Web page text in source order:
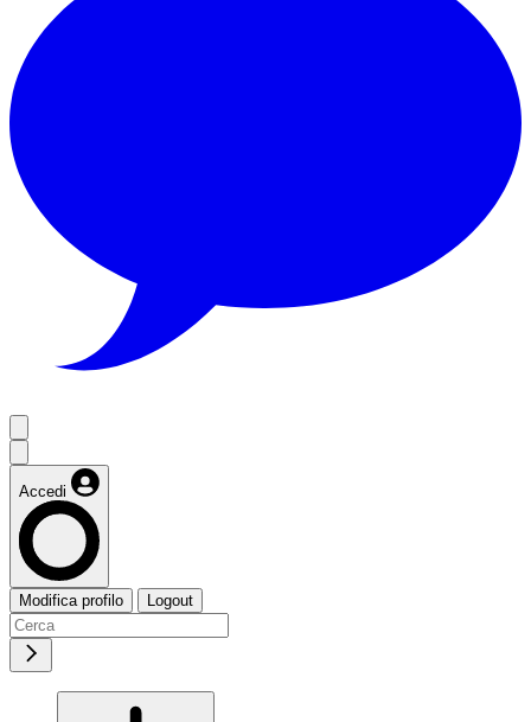
Accedi
Modifica profilo Logout